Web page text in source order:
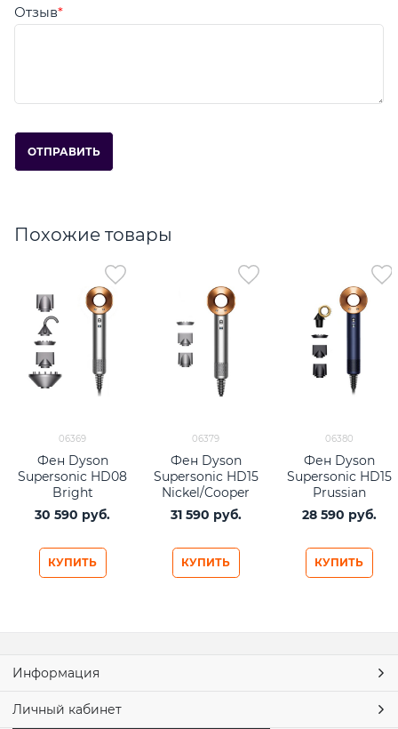
Отзыв
Похожие товары
06369
Фен Dyson
Supersonic HD08
Bright
Nickel/Rich
Copper (никель/
30 590 руб.
КУПИТЬ
06379
Фен Dyson
Supersonic HD15
Nickel/Cooper
(никель/медь)
31 590 руб.
КУПИТЬ
06380
Фен Dyson
Supersonic HD15
Prussian
Blue/Rich Copper
(синий/медный)
28 590 руб.
КУПИТЬ
Информация
Личный кабинет